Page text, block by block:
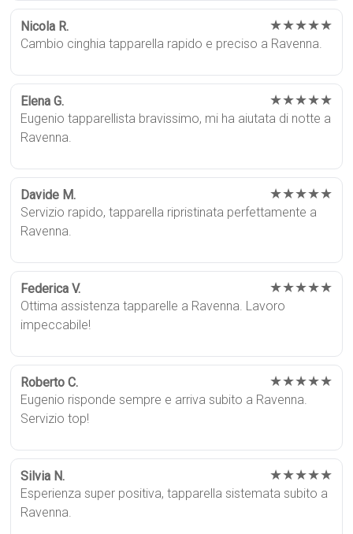
Nicola R. ★★★★★
Cambio cinghia tapparella rapido e preciso a Ravenna.
Elena G. ★★★★★
Eugenio tapparellista bravissimo, mi ha aiutata di notte a
Ravenna.
Davide M. ★★★★★
Servizio rapido, tapparella ripristinata perfettamente a
Ravenna.
Federica V. ★★★★★
Ottima assistenza tapparelle a Ravenna. Lavoro
impeccabile!
Roberto C. ★★★★★
Eugenio risponde sempre e arriva subito a Ravenna.
Servizio top!
Silvia N. ★★★★★
Esperienza super positiva, tapparella sistemata subito a
Ravenna.